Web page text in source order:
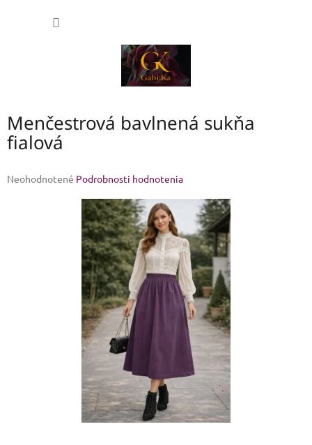
Menčestrová bavlnená sukňa
fialová
Priemerné
Neohodnotené Podrobnosti hodnotenia